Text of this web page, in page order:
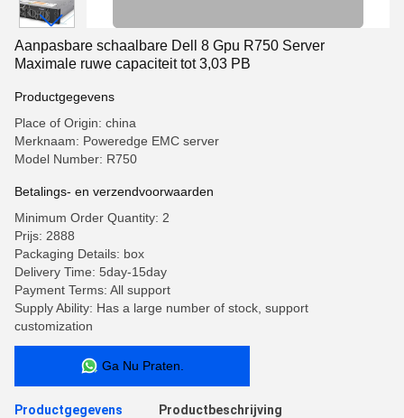
Aanpasbare schaalbare Dell 8 Gpu R750 Server
Maximale ruwe capaciteit tot 3,03 PB
Productgegevens
Place of Origin: china
Merknaam: Poweredge EMC server
Model Number: R750
Betalings- en verzendvoorwaarden
Minimum Order Quantity: 2
Prijs: 2888
Packaging Details: box
Delivery Time: 5day-15day
Payment Terms: All support
Supply Ability: Has a large number of stock, support
customization
Ga Nu Praten.
Productgegevens Productbeschrijving